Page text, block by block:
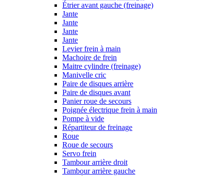
Étrier avant gauche (freinage)
Jante
Jante
Jante
Jante
Levier frein à main
Machoire de frein
Maitre cylindre (freinage)
Manivelle cric
Paire de disques arrière
Paire de disques avant
Panier roue de secours
Poignée électrique frein à main
Pompe à vide
Répartiteur de freinage
Roue
Roue de secours
Servo frein
Tambour arrière droit
Tambour arrière gauche